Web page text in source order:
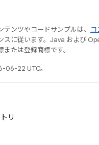
テンツやコードサンプルは、
スに従います。Java および
たは登録商標です。
06-22 UTC。
リ